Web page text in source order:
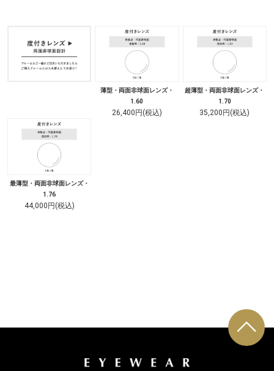
薄型・両面非球面レンズ・
1.60
26,400円(税込)
超薄型・両面非球面レンズ・
1.70
35,200円(税込)
最薄型・両面非球面レンズ・
1.76
44,000円(税込)